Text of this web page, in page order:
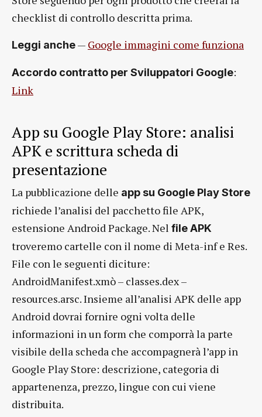
checklist di controllo descritta prima.
Leggi anche— Google immagini come funziona
Accordo contratto per Sviluppatori Google:
Link
App su Google Play Store: analisi
APK e scrittura scheda di
presentazione
La pubblicazione delle app su Google Play Store
richiede l’analisi del pacchetto file APK,
estensione Android Package. Nel file APK
troveremo cartelle con il nome di Meta-inf e Res.
File con le seguenti diciture:
AndroidManifest.xmò – classes.dex –
resources.arsc. Insieme all’analisi APK delle app
Android dovrai fornire ogni volta delle
informazioni in un form che comporrà la parte
visibile della scheda che accompagnerà l’app in
Google Play Store: descrizione, categoria di
appartenenza, prezzo, lingue con cui viene
distribuita.